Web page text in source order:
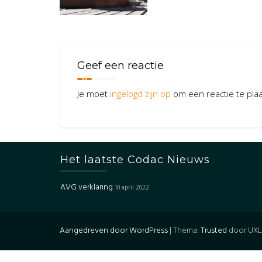
Geef een reactie
Je moet ingelogd zijn op om een reactie te
Het laatste Codac Nieuws
AVG verklaring 10 april 2022
Aangedreven door WordPress|Thema:Trusted door